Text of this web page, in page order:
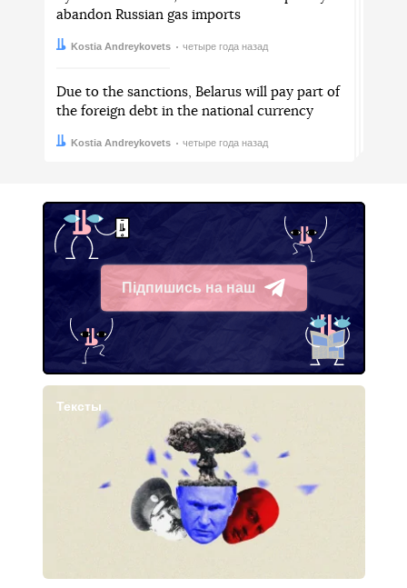
abandon Russian gas imports
Автор:Kostia Andreykovets
Дата: четыре года назад
Due to the sanctions, Belarus will pay part of
the foreign debt in the national currency
Автор:Kostia Andreykovets
Дата: четыре года назад
Підпишись на наш
Telegram
Тексты